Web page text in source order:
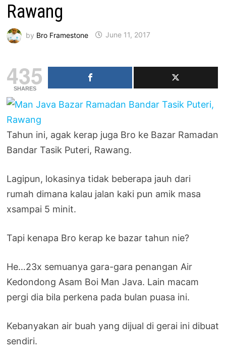
Rawang
by Bro Framestone June 11, 2017
435
SHARES
Tahun ini, agak kerap juga Bro ke Bazar Ramadan
Bandar Tasik Puteri, Rawang.
Lagipun, lokasinya tidak beberapa jauh dari
rumah dimana kalau jalan kaki pun amik masa
xsampai 5 minit.
Tapi kenapa Bro kerap ke bazar tahun nie?
He…23x semuanya gara-gara penangan Air
Kedondong Asam Boi Man Java. Lain macam
pergi dia bila perkena pada bulan puasa ini.
Kebanyakan air buah yang dijual di gerai ini dibuat
sendiri.